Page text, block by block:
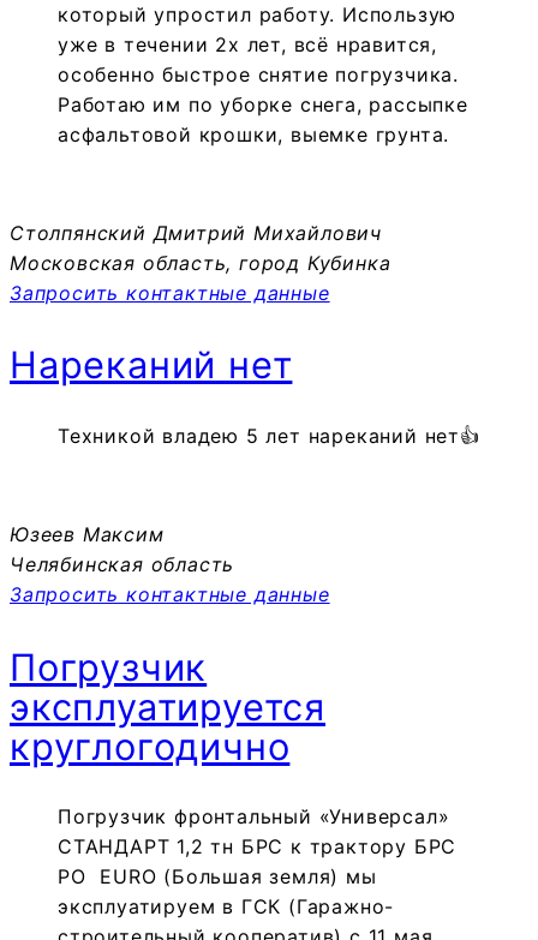
который упростил работу. Использую
уже в течении 2х лет, всё нравится,
особенно быстрое снятие погрузчика.
Работаю им по уборке снега, рассыпке
асфальтовой крошки, выемке грунта.
Столпянский Дмитрий Михайлович
Московская область, город Кубинка
Запросить контактные данные
Нареканий нет
Техникой владею 5 лет нареканий нет👍
Юзеев Максим
Челябинская область
Запросить контактные данные
Погрузчик
эксплуатируется
круглогодично
Погрузчик фронтальный «Универсал»
СТАНДАРТ 1,2 тн БРС к трактору БРС
РО EURO (Большая земля) мы
эксплуатируем в ГСК (Гаражно-